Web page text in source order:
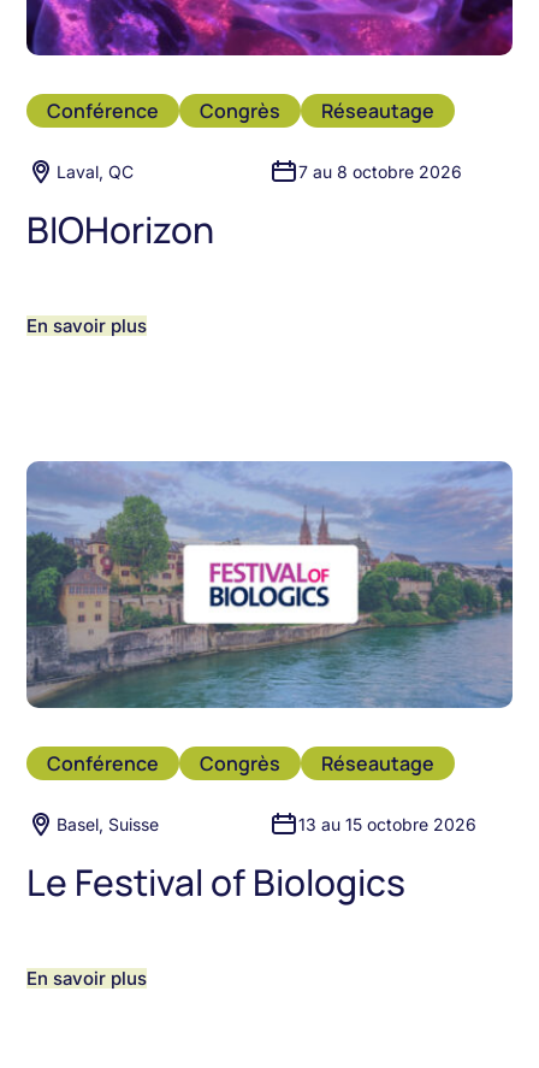
Conférence Congrès Réseautage
Laval, QC 7 au 8 octobre 2026
BIOHorizon
En savoir plus
Conférence Congrès Réseautage
Basel, Suisse 13 au 15 octobre 2026
Le Festival of Biologics
En savoir plus